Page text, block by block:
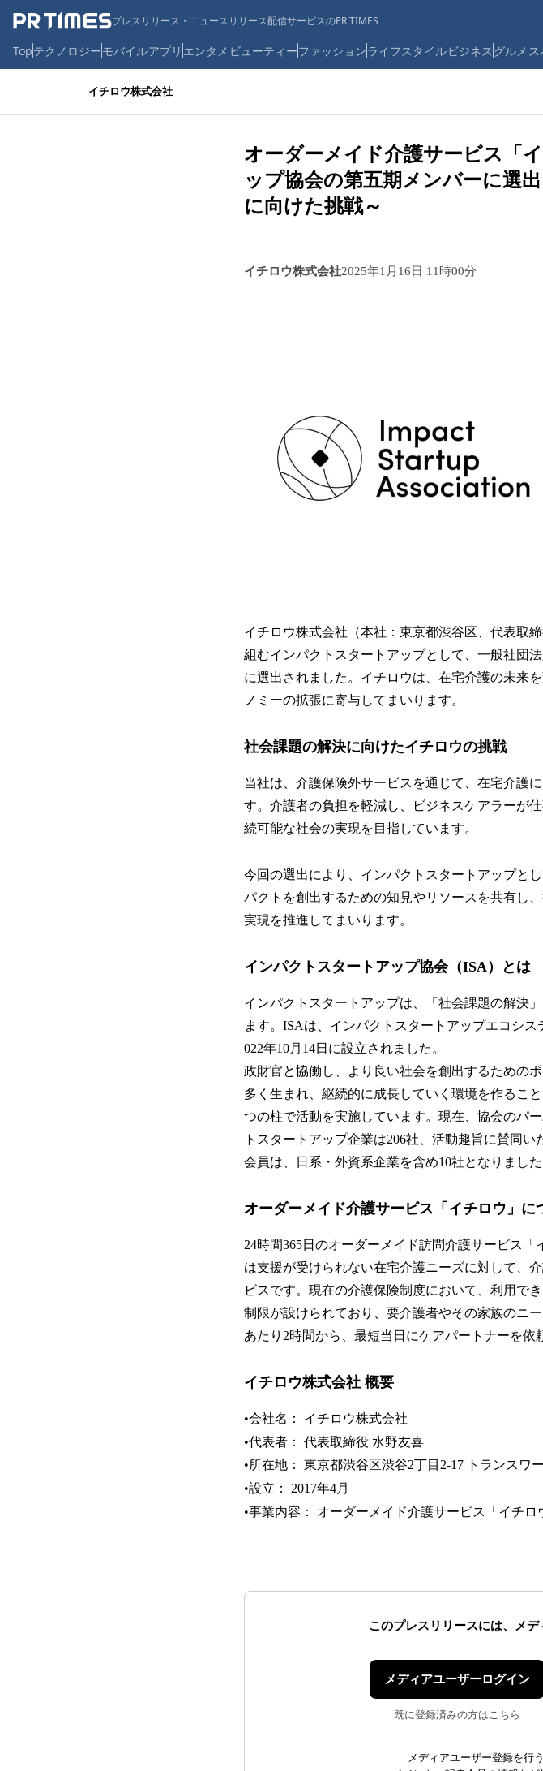
プレスリリース・ニュースリリース配信サービスのPR TIMES
Topテクノロジーモバイルアプリ エンタメ ビューティーファッションライフスタイルビジネス グルメ ス
イチロウ株式会社
オーダーメイド介護サービス「
ップ協会の第五期メンバーに選
に向けた挑戦～
イチロウ株式会社2025年1月16日 11時00分
イチロウ株式会社（本社：東京都渋谷区、代表取
組むインパクトスタートアップとして、一般社団
に選出されました。イチロウは、在宅介護の未来
ノミーの拡張に寄与してまいります。
社会課題の解決に向けたイチロウの挑戦
当社は、介護保険外サービスを通じて、在宅介護
す。介護者の負担を軽減し、ビジネスケアラーが
続可能な社会の実現を目指しています。
今回の選出により、インパクトスタートアップと
パクトを創出するための知見やリソースを共有し
実現を推進してまいります。
インパクトスタートアップ協会（ISA）とは
インパクトスタートアップは、「社会課題の解決
ます。ISAは、インパクトスタートアップエコシ
022年10月14日に設立されました。
政財官と協働し、より良い社会を創出するための
多く生まれ、継続的に成長していく環境を作るこ
つの柱で活動を実施しています。現在、協会のパ
トスタートアップ企業は206社、活動趣旨に賛同
会員は、日系・外資系企業を含め10社となりました
オーダーメイド介護サービス「イチロウ」に
24時間365日のオーダーメイド訪問介護サービス「
は支援が受けられない在宅介護ニーズに対して、
ビスです。現在の介護保険制度において、利用で
制限が設けられており、要介護者やその家族のニ
あたり2時間から、最短当日にケアパートナーを依
イチロウ株式会社 概要
•会社名： イチロウ株式会社
•代表者： 代表取締役 水野友喜
•所在地： 東京都渋谷区渋谷2丁目2-17 トランスワ
•設立： 2017年4月
•事業内容： オーダーメイド介護サービス「イチロ
このプレスリリースには、 メ
メディアユーザーログイン
既に登録済みの方はこちら
メディアユーザー登録を行